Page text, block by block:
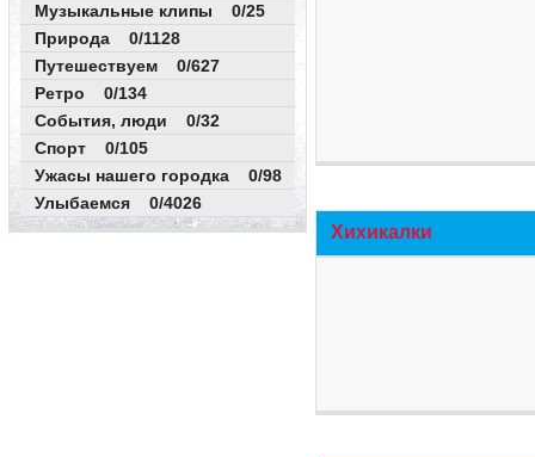
Музыкальные клипы 0/25
Природа 0/1128
Путешествуем 0/627
Ретро 0/134
События, люди 0/32
Спорт 0/105
Ужасы нашего городка 0/98
Улыбаемся 0/4026
Хихикалки